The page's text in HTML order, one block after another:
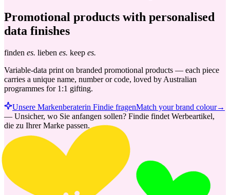
Promotional products with personalised
data finishes
finden es. lieben es. keep es.
Variable-data print on branded promotional products — each piece
carries a unique name, number or code, loved by Australian
programmes for 1:1 gifting.
Unsere Markenberaterin Findie fragenMatch your brand colour→
— Unsicher, wo Sie anfangen sollen? Findie findet Werbeartikel,
die zu Ihrer Marke passen.